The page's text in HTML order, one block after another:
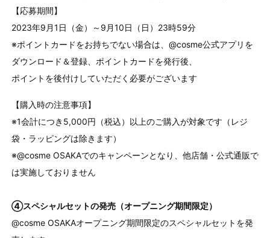
【応募期間】
2023年9月1日（金）～9月10日（日）23時59分
※ポイントカードをお持ちでない場合は、@cosme公式アプリを
ダウンロード＆登録、ポイントカードを発行後、
ポイントを後付けしていただく必要がございます
【購入時の注意事項】
※1会計につき5,000円（税込）以上のご購入が対象です（レジ
袋・ラッピングは除きます）
※@cosme OSAKAでのキャンペーンとなり、他店舗・公式通販で
は実施しておりません
④スペシャルセットの発売（オープニング期間限定）
@cosme OSAKAオープニング期間限定のスペシャルセットを発